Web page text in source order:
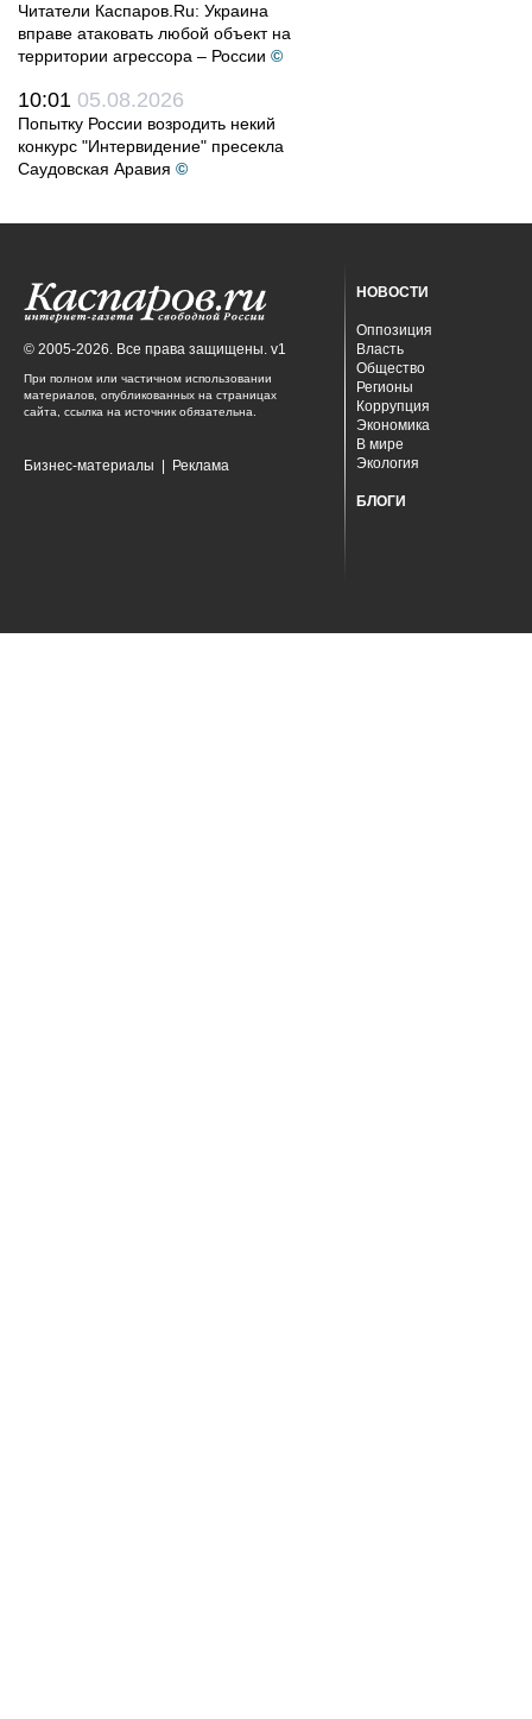
Читатели Каспаров.Ru: Украина
вправе атаковать любой объект на
территории агрессора – России ©
10:01 05.08.2026
Попытку России возродить некий
конкурс "Интервидение" пресекла
Саудовская Аравия ©
© 2005-2026. Все права защищены. v1
При полном или частичном использовании
материалов, опубликованных на страницах
сайта, ссылка на источник обязательна.
Бизнес-материалы Реклама
НОВОСТИ
Оппозиция
Власть
Общество
Регионы
Коррупция
Экономика
В мире
Экология
БЛОГИ